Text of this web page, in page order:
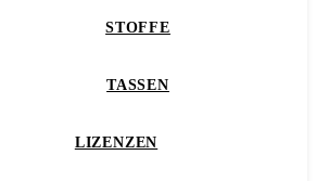
STOFFE
TASSEN
LIZENZEN